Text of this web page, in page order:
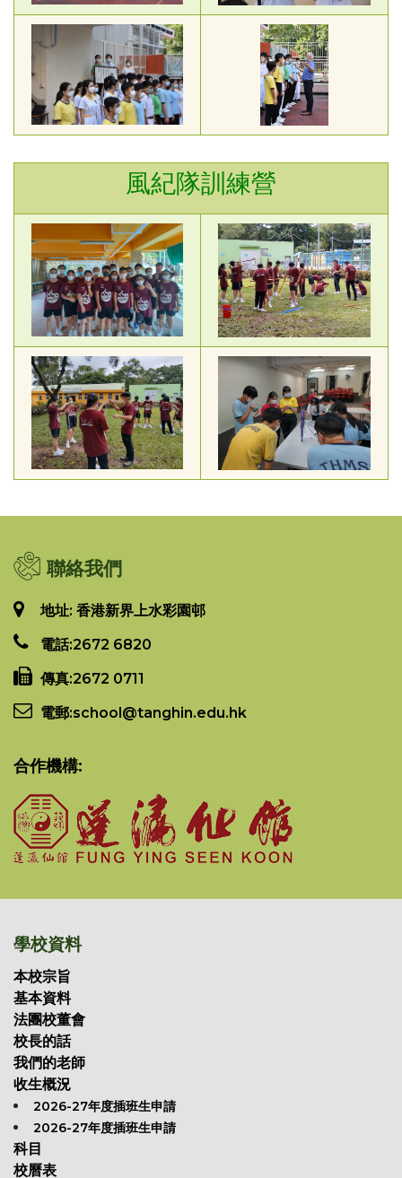
風紀隊訓練營
聯絡我們
地址: 香港新界上水彩園邨
電話:2672 6820
傳真:2672 0711
電郵:school@tanghin.edu.hk
合作機構:
學校資料
本校宗旨
基本資料
法團校董會
校長的話
我們的老師
收生概況
2026-27年度插班生申請
2026-27年度插班生申請
科目
校曆表